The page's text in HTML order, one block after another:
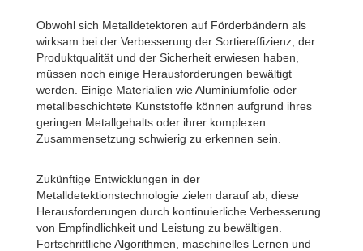
Obwohl sich Metalldetektoren auf Förderbändern als
wirksam bei der Verbesserung der Sortiereffizienz, der
Produktqualität und der Sicherheit erwiesen haben,
müssen noch einige Herausforderungen bewältigt
werden. Einige Materialien wie Aluminiumfolie oder
metallbeschichtete Kunststoffe können aufgrund ihres
geringen Metallgehalts oder ihrer komplexen
Zusammensetzung schwierig zu erkennen sein.
Zukünftige Entwicklungen in der
Metalldetektionstechnologie zielen darauf ab, diese
Herausforderungen durch kontinuierliche Verbesserung
von Empfindlichkeit und Leistung zu bewältigen.
Fortschrittliche Algorithmen, maschinelles Lernen und